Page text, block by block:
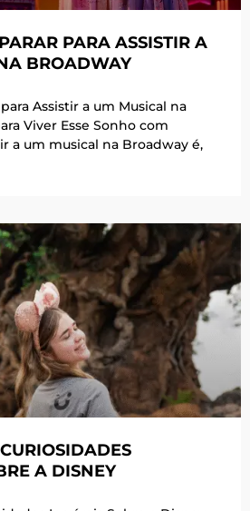
PARA ASSISTIR A
BROADWAY
Assistir a um Musical na
Viver Esse Sonho com
a um musical na Broadway é,
A DISNEY